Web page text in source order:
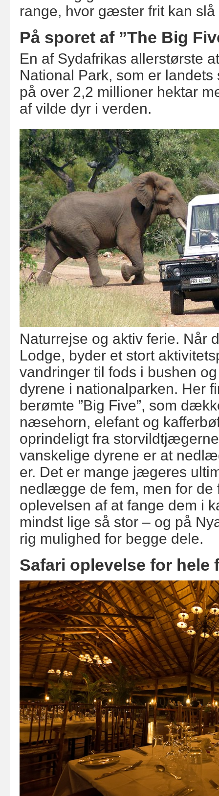
range, hvor gæster frit kan
På sporet af ”The Big
En af Sydafrikas allerstørste
National Park, som er
på over 2,2 millioner hektar
af vilde dyr i verden.
Naturrejse og aktiv ferie. Når
Lodge, byder et stort
vandringer til fods i bushen
dyrene i nationalparken. Her
berømte ”Big Five”, som
næsehorn, elefant og
oprindeligt fra
vanskelige dyrene er at
er. Det er mange jægeres
nedlægge de fem, men for de
oplevelsen af at fange dem i
mindst lige så stor – og på
rig mulighed for begge dele.
Safari oplevelse for hele